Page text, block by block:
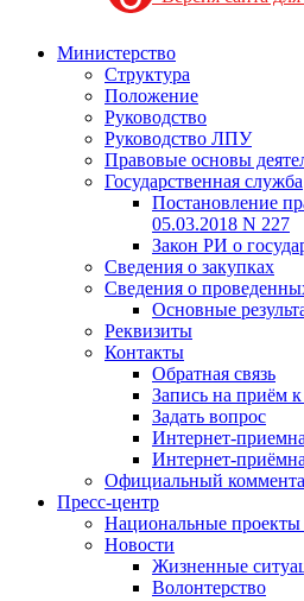
Министерство
Структура
Положение
Руководство
Руководство ЛПУ
Правовые основы
Государственная служба
Постановление
05.03.2018 N 227
Закон РИ о
Сведения о закупках
Сведения о
Основные
Реквизиты
Контакты
Обратная связь
Запись на приём к
Задать вопрос
Интернет-
Интернет-
Официальный
Пресс-центр
Национальные проекты
Новости
Жизненные
Волонтерство